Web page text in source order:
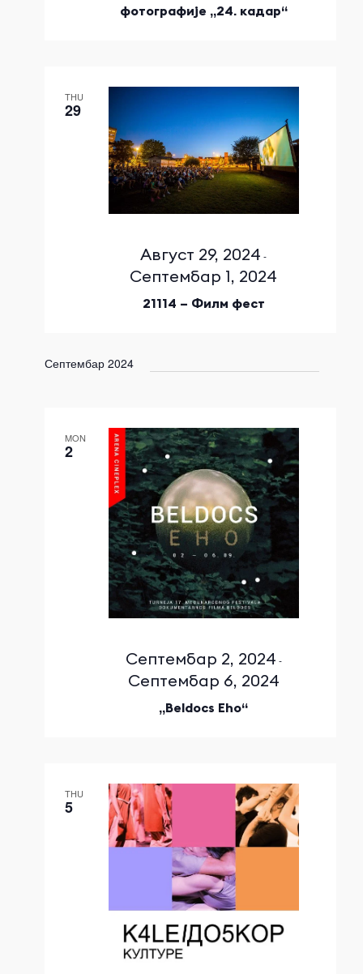
фотографије „24. кадар“
THU
29
21114 – Филм фест
Август 29, 2024 -
Септембар 1, 2024
Септембар 2024
MON
2
„Beldocs Eho“
Септембар 2, 2024 -
Септембар 6, 2024
THU
5